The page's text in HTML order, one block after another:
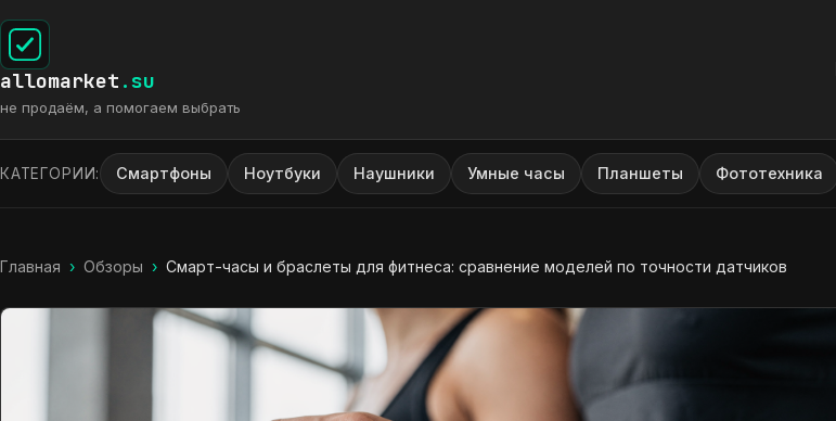
allomarket .su
не продаём, а помогаем выбрать
КАТЕГОРИИ: Смартфоны Ноутбуки Наушники Умные часы Планшеты Фототехника
Главная › Обзоры › Смарт-часы и браслеты для фитнеса: сравнение моделей по точности датчиков